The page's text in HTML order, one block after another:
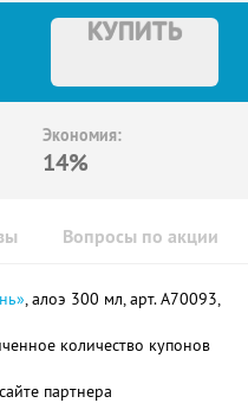
КУПИТЬ
Экономия:
14%
Вопросы по акции
, алоэ 300 мл, арт. А70093,
количество купонов
партнера